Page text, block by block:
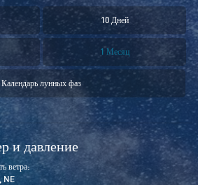
10 Дней
1 Месяц
Календарь лунных фаз
и давление
ветра:
NE